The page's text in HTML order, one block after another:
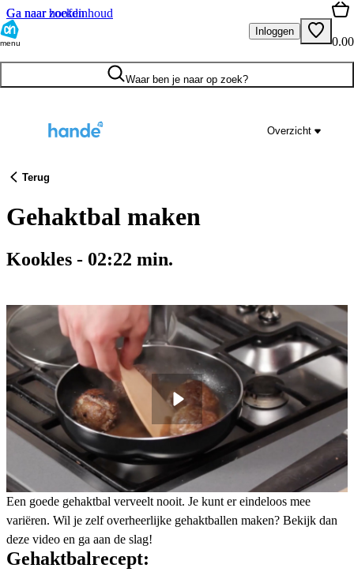
Ga naar hoofdinhoud
Ga naar zoeken
menu
Inloggen
0.00
Waar ben je naar op zoek?
Overzicht
Terug
Gehaktbal maken
Kookles - 02:22 min.
Een goede gehaktbal verveelt nooit. Je kunt er eindeloos mee
variëren. Wil je zelf overheerlijke gehaktballen maken? Bekijk dan
deze video en ga aan de slag!
Gehaktbalrecept: